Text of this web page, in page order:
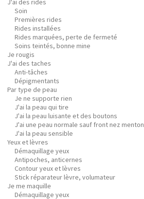
J'ai des rides
Soin
Premières rides
Rides installées
Rides marquées, perte de fermeté
Soins teintés, bonne mine
Je rougis
J'ai des taches
Anti-tâches
Dépigmentants
Par type de peau
Je ne supporte rien
J'ai la peau qui tire
J'ai la peau luisante et des boutons
J'ai une peau normale sauf front nez menton
J'ai la peau sensible
Yeux et lèvres
Démaquillage yeux
Antipoches, anticernes
Contour yeux et lèvres
Stick réparateur lèvre, volumateur
Je me maquille
Démaquillage yeux